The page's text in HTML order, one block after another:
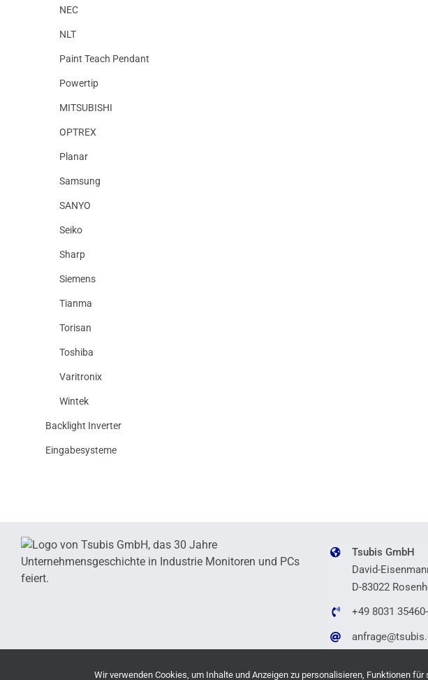
NEC
NLT
Paint Teach Pendant
Powertip
MITSUBISHI
OPTREX
Planar
Samsung
SANYO
Seiko
Sharp
Siemens
Tianma
Torisan
Toshiba
Varitronix
Wintek
Backlight Inverter
Eingabesysteme
Tsubis GmbH
David-
D-83022
+49 8031
Wir verwenden Cookies, um Inhalte und Anzeigen zu personalisieren, Funktionen